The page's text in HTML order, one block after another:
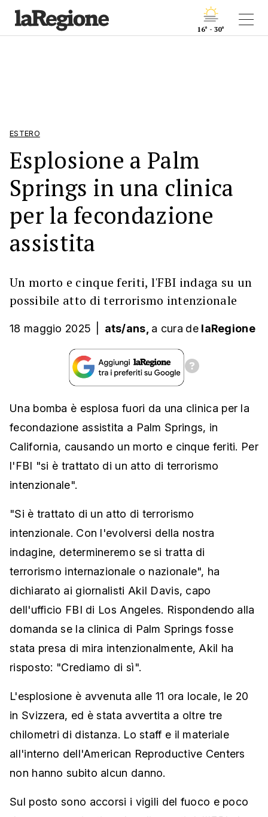
16° - 30°
ESTERO
Esplosione a Palm
Springs in una clinica
per la fecondazione
assistita
Un morto e cinque feriti, l'FBI indaga su un
possibile atto di terrorismo intenzionale
18 maggio 2025 ats/ans, a cura de laRegione
Una bomba è esplosa fuori da una clinica per la
fecondazione assistita a Palm Springs, in
California, causando un morto e cinque feriti. Per
l'FBI "si è trattato di un atto di terrorismo
intenzionale".
"Si è trattato di un atto di terrorismo
intenzionale. Con l'evolversi della nostra
indagine, determineremo se si tratta di
terrorismo internazionale o nazionale", ha
dichiarato ai giornalisti Akil Davis, capo
dell'ufficio FBI di Los Angeles. Rispondendo alla
domanda se la clinica di Palm Springs fosse
stata presa di mira intenzionalmente, Akil ha
risposto: "Crediamo di sì".
L'esplosione è avvenuta alle 11 ora locale, le 20
in Svizzera, ed è stata avvertita a oltre tre
chilometri di distanza. Lo staff e il materiale
all'interno dell'American Reproductive Centers
non hanno subito alcun danno.
Sul posto sono accorsi i vigili del fuoco e poco